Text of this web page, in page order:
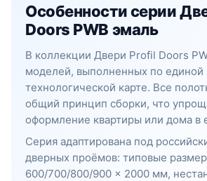
Особенности серии
Doors PWB эмаль
В коллекции Двери Profil Doors
моделей, выполненных по единой
технологической карте. Все
общий принцип сборки, что
оформление квартиры или дома в
Серия адаптирована под
дверных проёмов: типовые
600/700/800/900 × 2000 мм,